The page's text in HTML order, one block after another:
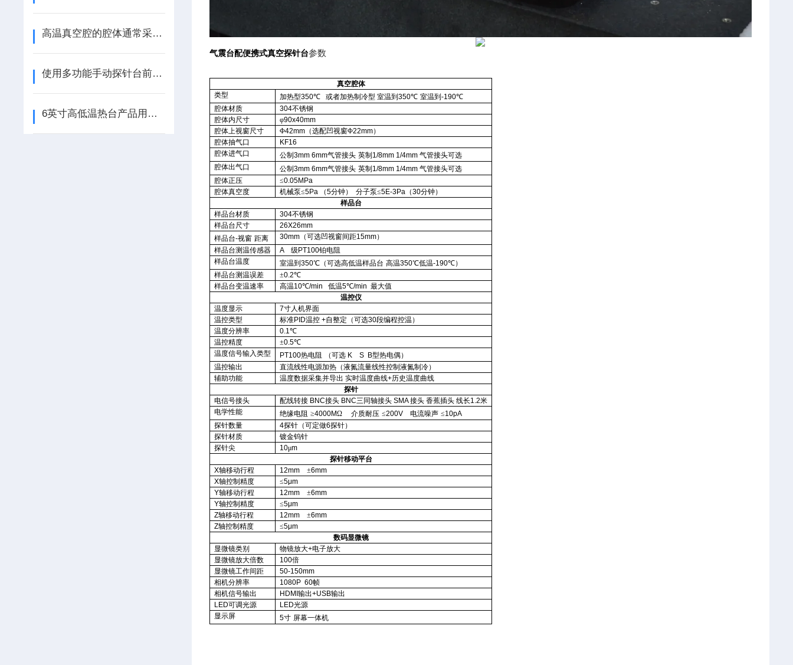
高温真空腔的腔体通常采用了特殊的材料制成
使用多功能手动探针台前您所需要了解的相关知识点分享
6英寸高低温热台产品用途介绍
气震台配便携式真空探针台参数
真空腔体
类型
加热型350℃ 或者加热制冷型 室温到350℃ 室温到-190℃
腔体材质
304不锈钢
腔体内尺寸
φ90x40mm
腔体上视窗尺寸
Φ42mm （选配凹视窗Φ22mm）
腔体抽气口
KF16
腔体进气口
公制3mm 6mm气管接头 英制1/8mm 1/4mm气管接头可选
腔体出气口
公制3mm 6mm气管接头 英制1/8mm 1/4mm气管接头可选
腔体正压
≤0.05MPa
腔体真空度
机械泵≤5Pa （5分钟） 分子泵≤5E-3Pa （30分钟）
样品台
样品台材质
304不锈钢
样品台尺寸
26X26mm
样品台-视窗 距离 30mm （可选凹视窗间距15mm）
样品台测温传感器
A级PT100铂电阻
样品台温度
室温到350℃（可选高低温样品台 高温350℃低温-190℃）
样品台测温误差
±0.2℃
样品台变温速率
高温10℃/min 低温5℃/min 最大值
温控仪
温度显示
7寸人机界面
温控类型
标准PID温控 +自整定（可选30段编程控温）
温度分辨率
0.1℃
温控精度
±0.5℃
温度信号输入类型
PT100热电阻 （可选 K S B型热电偶）
温控输出
直流线性电源加热（液氮流量线性控制液氮制冷）
辅助功能
温度数据采集并导出 实时温度曲线+历史温度曲线
探针
电信号接头
配线转接 BNC接头 BNC三同轴接头 SMA接头 香蕉插头 线长1.2米
电学性能
绝缘电阻 ≥4000MΩ 介质耐压 ≤200V 电流噪声 ≤10pA
探针数量
4探针（可定做6探针）
探针材质
镀金钨针
探针尖
10μm
探针移动平台
X轴移动行程 12mm±6mm
X轴控制精度 ≤5μm
Y轴移动行程 12mm±6mm
Y轴控制精度 ≤5μm
Z轴移动行程 12mm±6mm
Z轴控制精度 ≤5μm
数码显微镜
显微镜类别
物镜放大+电子放大
显微镜放大倍数
100倍
显微镜工作间距
50-150mm
相机分辨率
1080P 60帧
相机信号输出
HDMI输出+USB输出
LED可调光源 LED光源
显示屏
5寸 屏幕一体机